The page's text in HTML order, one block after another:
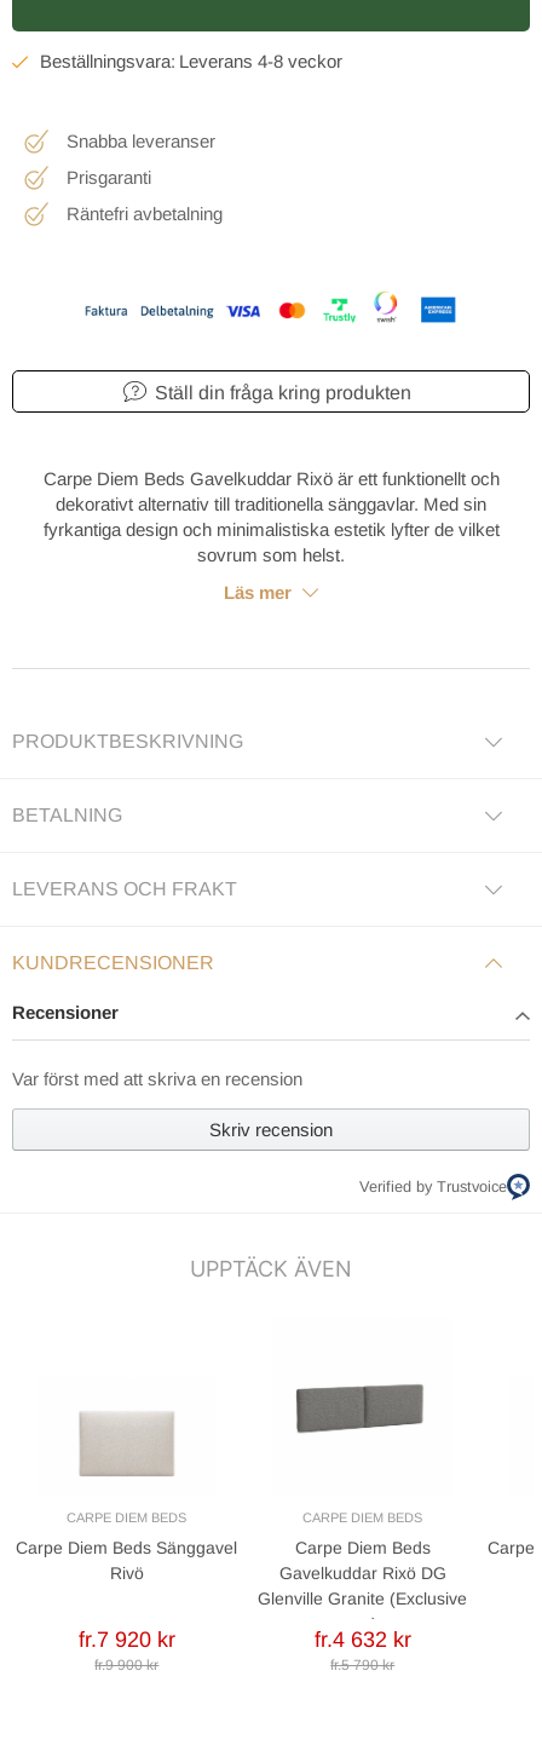
4-8 veckor
Snabba leveranser
Prisgaranti
Räntefri avbetalning
Ställ din fråga kring produkten
Carpe Diem Beds Gavelkuddar Rixöär ett funktionellt och
dekorativt alternativ till traditionella sänggavlar. Med sin
fyrkantiga design och minimalistiska estetik lyfter de vilket
sovrum som helst.
Läs mer
PRODUKTBESKRIVNING
BETALNING
LEVERANS OCH FRAKT
KUNDRECENSIONER
Recensioner
Var först med att skriva en recension
Skriv recension
Verified by Trustvoice
UPPTÄCK ÄVEN
CARPE DIEM BEDS
Carpe Diem Beds Sänggavel
Rivö
fr.7 920 kr
fr.9 900 kr
CARPE DIEM BEDS
Carpe Diem Beds
Gavelkuddar Rixö DG
Glenville Granite (Exclusive
tyg)
fr.4 632 kr
fr.5 790 kr
Carpe